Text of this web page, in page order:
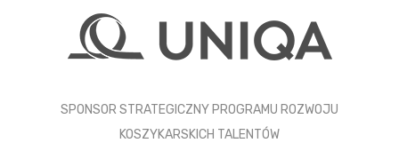
SPONSOR STRATEGICZNY PROGRAMU ROZWOJU
KOSZYKARSKICH TALENTÓW